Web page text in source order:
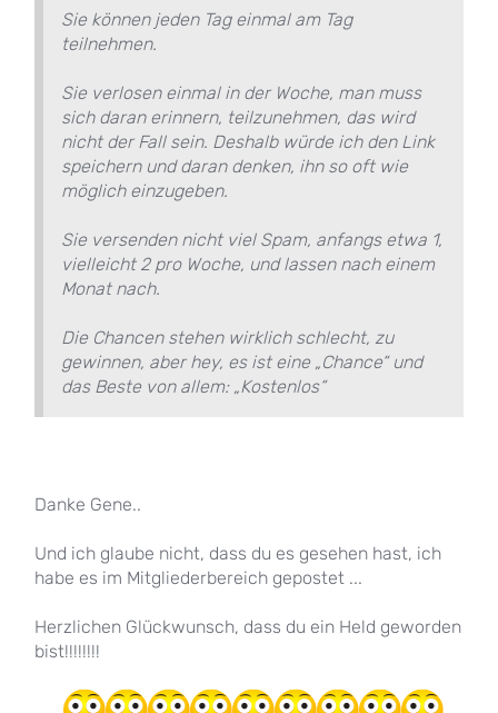
Sie können jeden Tag einmal am Tag
teilnehmen.
Sie verlosen einmal in der Woche, man muss
sich daran erinnern, teilzunehmen, das wird
nicht der Fall sein. Deshalb würde ich den Link
speichern und daran denken, ihn so oft wie
möglich einzugeben.
Sie versenden nicht viel Spam, anfangs etwa 1,
vielleicht 2 pro Woche, und lassen nach einem
Monat nach.
Die Chancen stehen wirklich schlecht, zu
gewinnen, aber hey, es ist eine „Chance“ und
das Beste von allem: „Kostenlos“
Danke Gene..
Und ich glaube nicht, dass du es gesehen hast, ich
habe es im Mitgliederbereich gepostet ...
Herzlichen Glückwunsch, dass du ein Held geworden
bist!!!!!!!!